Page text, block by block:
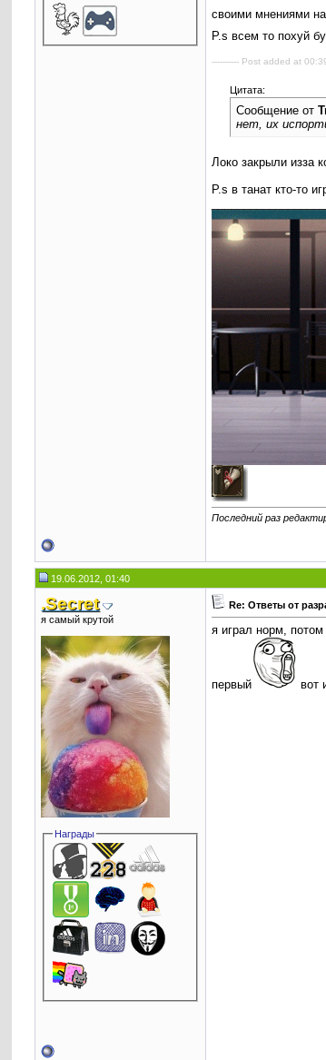
своими мнениями
P.s всем то похуй
---------- Post added at
Цитата:
Сообщение от
нет, их
Локо закрыли изза
P.s в танат кто-то
Последний раз
19.06.2012, 01:40
.Secret
я самый крутой
Награды
Re: Ответы от
я играл норм,
первый вот